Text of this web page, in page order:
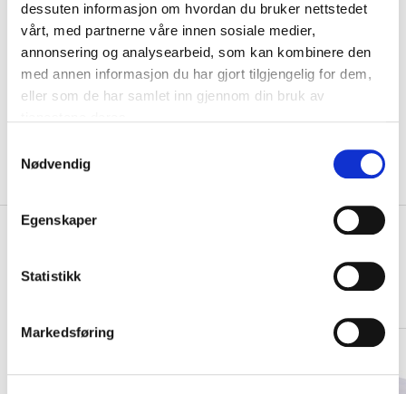
dessuten informasjon om hvordan du bruker nettstedet
vårt, med partnerne våre innen sosiale medier,
annonsering og analysearbeid, som kan kombinere den
med annen informasjon du har gjort tilgjengelig for dem,
eller som de har samlet inn gjennom din bruk av
t
Nødvendig
Egenskaper
Statistikk
Markedsføring
Motiv
LEGG I HANDLEKURV KLIKK & HENT
Leveringstiden forlenges dersom produkter personaliseres.
Produkter med trykk kan ikke byttes eller returneres.
+
DETALJER +